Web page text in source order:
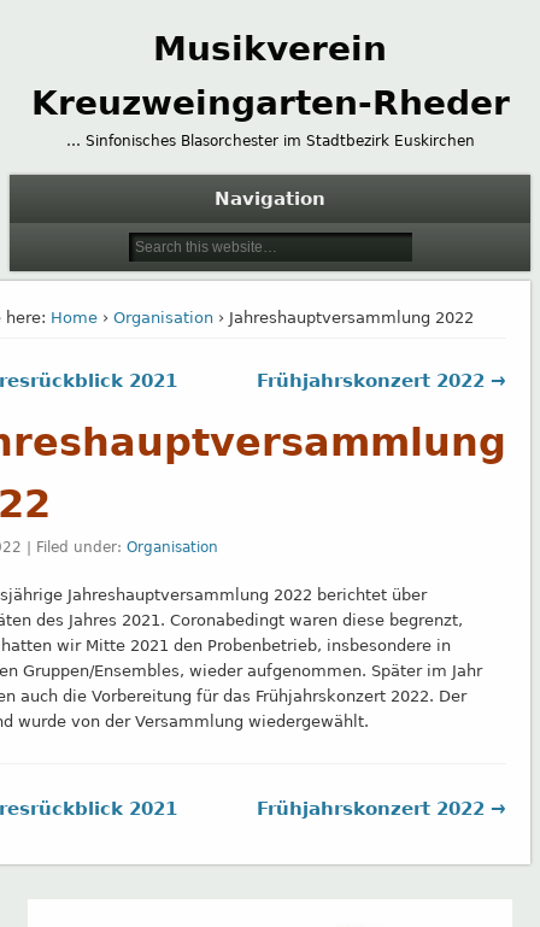
Musikverein
Kreuzweingarten-Rheder
… Sinfonisches Blasorchester im Stadtbezirk Euskirchen
Navigation
here: Home ›Organisation › Jahreshauptversammlung 2022
2021 Frühjahrskonzert 2022 →
| Filed under:Organisation
Jahreshauptversammlung 2022 berichtet über
des Jahres 2021. Coronabedingt waren diese begrenzt,
wir Mitte 2021 den Probenbetrieb, insbesondere in
Gruppen/Ensembles, wieder aufgenommen. Später im Jahr
auch die Vorbereitung für das Frühjahrskonzert 2022. Der
wurde von der Versammlung wiedergewählt.
2021 Frühjahrskonzert 2022 →